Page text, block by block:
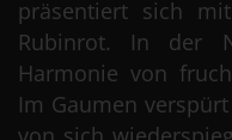
präsentiert sich
Rubinrot. In der
Harmonie von
Im Gaumen